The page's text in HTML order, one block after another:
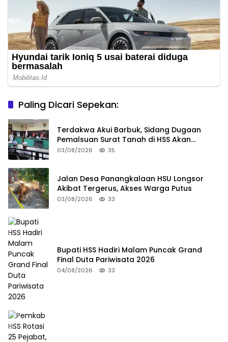
Paling Dicari Sepekan:
Terdakwa Akui Barbuk, Sidang Dugaan
Pemalsuan Surat Tanah di HSS Akan
Berlanjut Tuntutan JPU
03/08/2026 35
Jalan Desa Panangkalaan HSU Longsor
Akibat Tergerus, Akses Warga Putus
03/08/2026 33
Bupati HSS Hadiri Malam Puncak Grand
Final Duta Pariwisata 2026
04/08/2026 33